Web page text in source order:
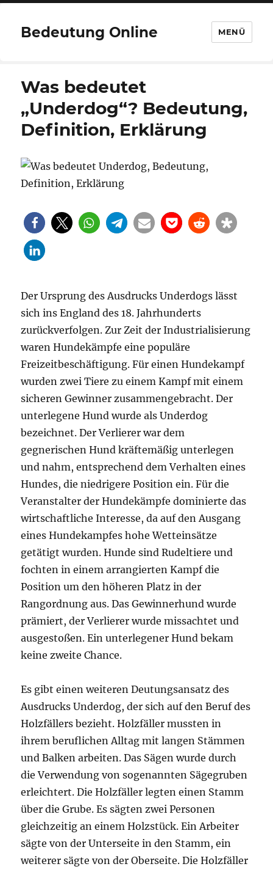
Bedeutung Online MENÜ
Was bedeutet
„Underdog“? Bedeutung,
Definition, Erklärung
Der Ursprung des Ausdrucks Underdogs lässt
sich ins England des 18. Jahrhunderts
zurückverfolgen. Zur Zeit der Industrialisierung
waren Hundekämpfe eine populäre
Freizeitbeschäftigung. Für einen Hundekampf
wurden zwei Tiere zu einem Kampf mit einem
sicheren Gewinner zusammengebracht. Der
unterlegene Hund wurde als Underdog
bezeichnet. Der Verlierer war dem
gegnerischen Hund kräftemäßig unterlegen
und nahm, entsprechend dem Verhalten eines
Hundes, die niedrigere Position ein. Für die
Veranstalter der Hundekämpfe dominierte das
wirtschaftliche Interesse, da auf den Ausgang
eines Hundekampfes hohe Wetteinsätze
getätigt wurden. Hunde sind Rudeltiere und
fochten in einem arrangierten Kampf die
Position um den höheren Platz in der
Rangordnung aus. Das Gewinnerhund wurde
prämiert, der Verlierer wurde missachtet und
ausgestoßen. Ein unterlegener Hund bekam
keine zweite Chance.
Es gibt einen weiteren Deutungsansatz des
Ausdrucks Underdog, der sich auf den Beruf des
Holzfällers bezieht. Holzfäller mussten in
ihrem beruflichen Alltag mit langen Stämmen
und Balken arbeiten. Das Sägen wurde durch
die Verwendung von sogenannten Sägegruben
erleichtert. Die Holzfäller legten einen Stamm
über die Grube. Es sägten zwei Personen
gleichzeitig an einem Holzstück. Ein Arbeiter
sägte von der Unterseite in den Stamm, ein
weiterer sägte von der Oberseite. Die Holzfäller